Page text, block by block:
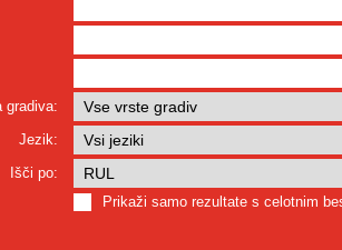
gradiva:
Jezik:
Išči po:
Prikaži samo rezultate s celotnim